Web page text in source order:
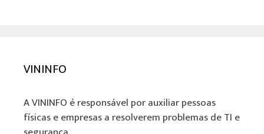
VININFO
A VININFO é responsável por auxiliar pessoas
físicas e empresas a resolverem problemas de TI e